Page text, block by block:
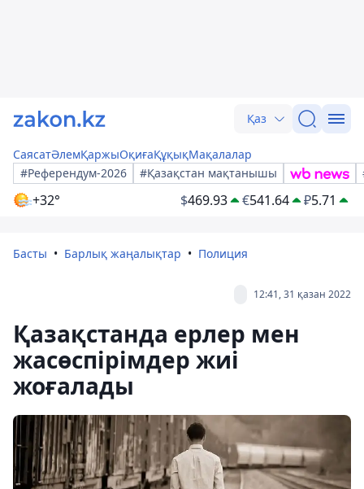
Қаз
СаясатӘлемҚаржыОқиғаҚұқықМақалалар
#Референдум-2026
#Қазақстан мақтанышы
+32° $469.93 €541.64 ₽5.71
Басты Барлық жаңалықтар Полиция
12:41, 31 қазан 2022
Қазақстанда ерлер мен
жасөспірімдер жиі
жоғалады